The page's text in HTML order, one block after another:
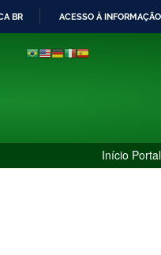
PARA
BR ACESSO À INFORMAÇÃO
Início Portal